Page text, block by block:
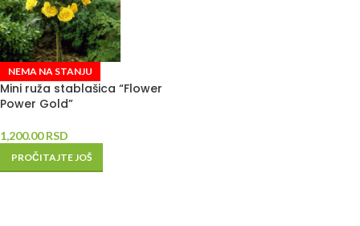
NEMA NA STANJU
Mini ruža stablašica “Flower
Power Gold”
1,200.00RSD
PROČITAJTE JOŠ